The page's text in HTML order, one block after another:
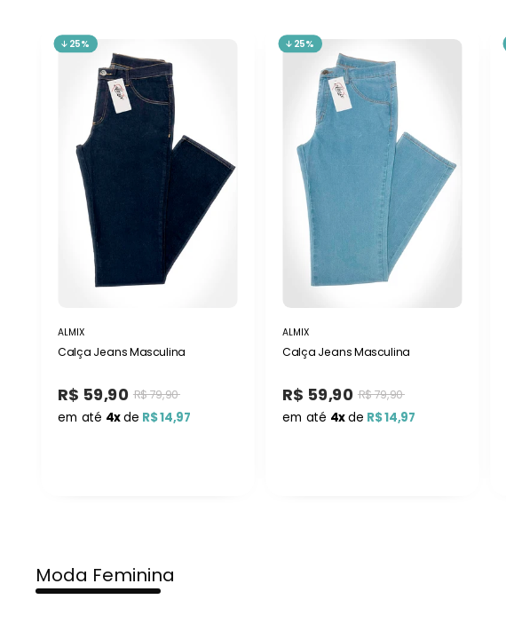
25%
ALMIX
Calça Jeans Masculina
R$ 59,90 R$ 79,90
em até 4xde R$ 14,97
25%
ALMIX
Calça Jeans Masculina
R$ 59,90 R$ 79,90
em até 4xde R$ 14,97
Moda Feminina